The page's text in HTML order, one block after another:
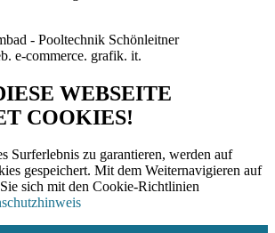
- Pooltechnik Schönleitner
WEBSEITE
COOKIES!
Surferlebnis zu garantieren, werden auf
gespeichert. Mit dem Weiternavigieren auf
sich mit den Cookie-Richtlinien